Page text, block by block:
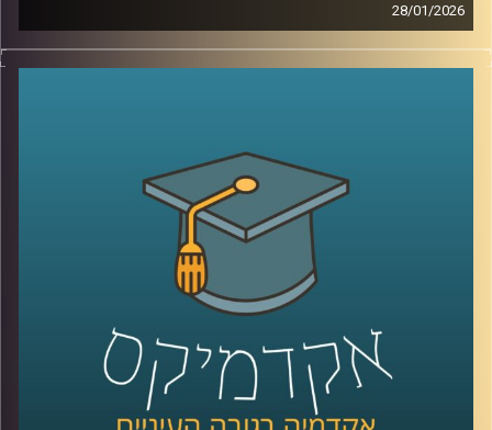
28/01/2026
מאז הפעם האחרונה שדיברנו עם ד׳׳ר מאיר ג׳בדנפר, איראן
חווה טלטלה עמוקה, מחאה מתמשכת, דיכוי אלים שבו נהרגו
בפרק הזה ננסה להבין מה באמת קורה בתוך איראן היום, איך
נראית המחאה מבפנים, עד כמה המשטר מרגיש מאוים, ואיך כל
זה מתחבר גם לאזור, לישראל, ולמה שאנחנו רואים בכותרות.
אז כדי לדבר על כל זה, שב אלינו ד׳׳ר מאיר ג׳בדנפר, מומחה
לפוליטיקה עכשווית של איראן בבית הספר לאודר לממשל,
דיפלומטיה ואסטרטגיה באוניברסיטת רייכמן
קרדיט תמונות:
AudioVersity